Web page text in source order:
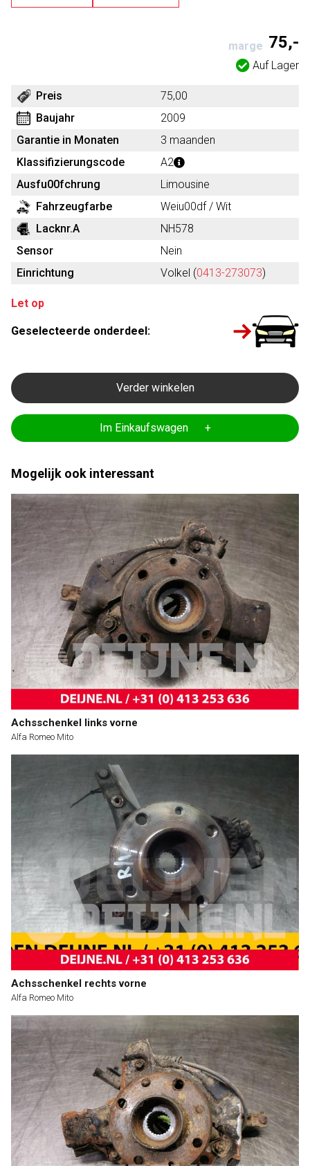
marge 75,-
Auf Lager
Preis
75,00
Baujahr
2009
Garantie in Monaten
3 maanden
Klassifizierungscode
A2
Ausfu00fchrung
Limousine
Fahrzeugfarbe
Weiu00df / Wit
Lacknr.A
NH578
Sensor
Nein
Einrichtung
Volkel (0413-273073)
Let op
Geselecteerde onderdeel:
Verder winkelen
Im Einkaufswagen +
Mogelijk ook interessant
Achsschenkel links vorne
Alfa Romeo Mito
Achsschenkel rechts vorne
Alfa Romeo Mito